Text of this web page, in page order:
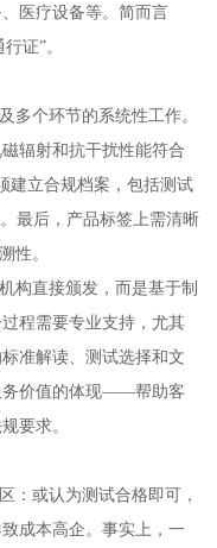
医疗设备等。简而言
证”。
多个环节的系统性工作。
辐射和抗干扰性能符合
建立合规档案，包括测试
最后，产品标签上需清晰
性。
构直接颁发，而是基于制
程需要专业支持，尤其
准解读、测试选择和文
务价值的体现——帮助客
要求。
：或认为测试合格即可，
成本高企。事实上，一